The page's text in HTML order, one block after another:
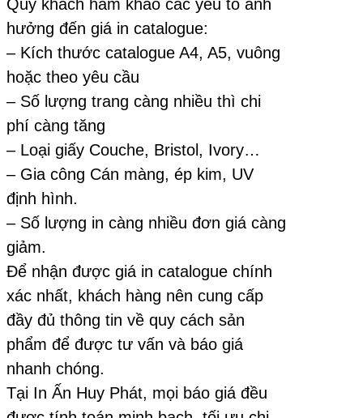
Quý khách ham khảo các yếu tố ảnh
hưởng đến giá in catalogue:
– Kích thước catalogue A4, A5, vuông
hoặc theo yêu cầu
– Số lượng trang càng nhiều thì chi
phí càng tăng
– Loại giấy Couche, Bristol, Ivory…
– Gia công Cán màng, ép kim, UV
định hình.
– Số lượng in càng nhiều đơn giá càng
giảm.
Để nhận được giá in catalogue chính
xác nhất, khách hàng nên cung cấp
đầy đủ thông tin về quy cách sản
phẩm để được tư vấn và báo giá
nhanh chóng.
Tại In Ấn Huy Phát, mọi báo giá đều